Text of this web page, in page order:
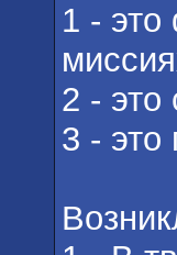
1 -
2 -
3 -